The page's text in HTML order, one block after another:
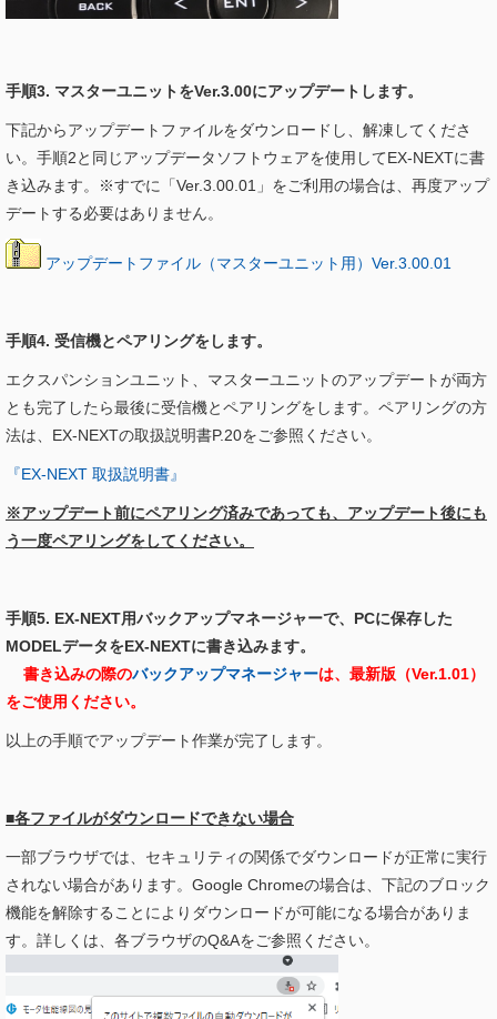
手順3. マスターユニットをVer.3.00にアップデートします。
下記からアップデートファイルをダウンロードし、解凍してくださ
い。手順2と同じアップデータソフトウェアを使用してEX-NEXTに書
き込みます。※すでに「Ver.3.00.01」をご利用の場合は、再度アップ
デートする必要はありません。
アップデートファイル（マスターユニット用）Ver.3.00.01
手順4. 受信機とペアリングをします。
エクスパンションユニット、マスターユニットのアップデートが両方
とも完了したら最後に受信機とペアリングをします。ペアリングの方
法は、EX-NEXTの取扱説明書P.20をご参照ください。
『EX-NEXT 取扱説明書』
※アップデート前にペアリング済みであっても、アップデート後にも
う一度ペアリングをしてください。
手順5. EX-NEXT用バックアップマネージャーで、PCに保存した
MODELデータをEX-NEXTに書き込みます。
書き込みの際のバックアップマネージャーは、最新版（Ver.1.01）
をご使用ください。
以上の手順でアップデート作業が完了します。
■各ファイルがダウンロードできない場合
一部ブラウザでは、セキュリティの関係でダウンロードが正常に実行
されない場合があります。Google Chromeの場合は、下記のブロック
機能を解除することによりダウンロードが可能になる場合がありま
す。詳しくは、各ブラウザのQ&Aをご参照ください。